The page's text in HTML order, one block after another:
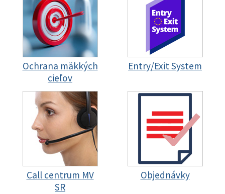
Ochrana mäkkých
cieľov
Entry/Exit System
Call centrum MV
SR
Objednávky